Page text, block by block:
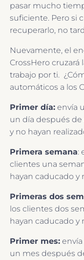
pasar mucho
suficiente. Pero si
recuperarlo, no
Nuevamente, el
CrossHero cruzará
trabajo por ti.
automáticos a los
Primer día: envía
un día después
y no hayan
Primera semana:
clientes una
hayan caducado y
Primeras dos
los clientes dos
hayan caducado y
Primer mes:
un mes después